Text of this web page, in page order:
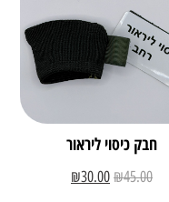
חבק כיסוי ליראור
₪45.00
₪30.00